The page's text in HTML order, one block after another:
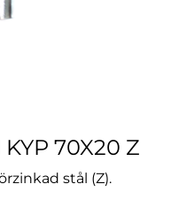
70X20 Z
stål (Z).